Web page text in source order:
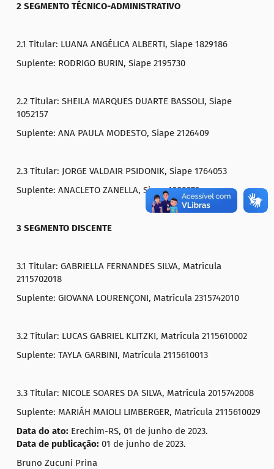
2 SEGMENTO TÉCNICO-ADMINISTRATIVO
2.1 Titular: LUANA ANGÉLICA ALBERTI, Siape 1829186
Suplente: RODRIGO BURIN, Siape 2195730
2.2 Titular: SHEILA MARQUES DUARTE BASSOLI, Siape
1052157
Suplente: ANA PAULA MODESTO, Siape 2126409
2.3 Titular: JORGE VALDAIR PSIDONIK, Siape 1764053
Suplente: ANACLETO ZANELLA, Siape 1389273
3 SEGMENTO DISCENTE
3.1 Titular: GABRIELLA FERNANDES SILVA, Matrícula
2115702018
Suplente: GIOVANA LOURENÇONI, Matrícula 2315742010
3.2 Titular: LUCAS GABRIEL KLITZKI, Matrícula 2115610002
Suplente: TAYLA GARBINI, Matrícula 2115610013
3.3 Titular: NICOLE SOARES DA SILVA, Matrícula 2015742008
Suplente: MARIÁH MAIOLI LIMBERGER, Matrícula 2115610029
Data do ato: Erechim-RS, 01 de junho de 2023.
Data de publicação: 01 de junho de 2023.
Bruno Zucuni Prina